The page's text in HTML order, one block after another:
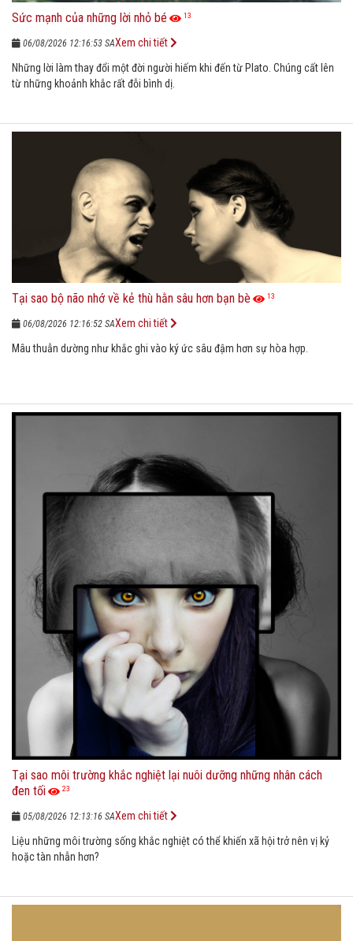
Sức mạnh của những lời nhỏ bé 13
06/08/2026 12:16:53 SA
Những lời làm thay đổi một đời người hiếm khi đến từ Plato. Chúng cất lên
từ những khoảnh khắc rất đỗi bình dị.
Xem chi tiết
Tại sao bộ não nhớ về kẻ thù hằn sâu hơn bạn bè 13
06/08/2026 12:16:52 SA
Mâu thuẫn dường như khắc ghi vào ký ức sâu đậm hơn sự hòa hợp.
Xem chi tiết
Tại sao môi trường khắc nghiệt lại nuôi dưỡng những nhân cách
đen tối
23
05/08/2026 12:13:16 SA
Liệu những môi trường sống khắc nghiệt có thể khiến xã hội trở nên vị kỷ
hoặc tàn nhẫn hơn?
Xem chi tiết